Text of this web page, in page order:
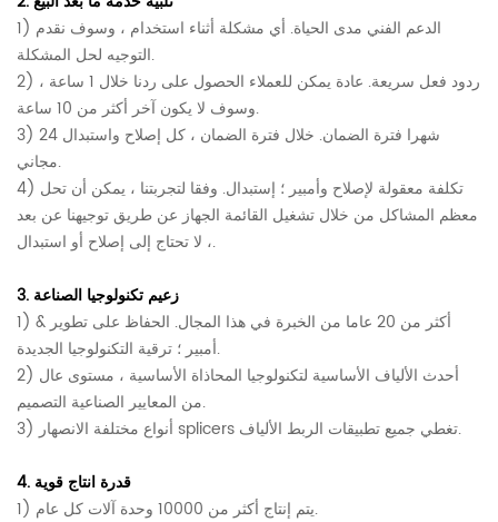
1)
الدعم الفني مدى الحياة. أي مشكلة أثناء استخدام ، وسوف نقدم
التوجيه لحل المشكلة.
2) ردود فعل سريعة. عادة يمكن للعملاء الحصول على ردنا خلال 1 ساعة ،
وسوف لا يكون آخر أكثر من 10 ساعة.
3) 24 شهرا فترة الضمان. خلال فترة الضمان ، كل إصلاح واستبدال
مجاني.
4) تكلفة معقولة لإصلاح وأمبير ؛ إستبدال. وفقا لتجربتنا ، يمكن أن تحل
معظم المشاكل من خلال تشغيل القائمة الجهاز عن طريق توجيهنا عن بعد
، لا تحتاج إلى إصلاح أو استبدال.
3. زعيم تكنولوجيا الصناعة
1)
أمبير ؛ ترقية التكنولوجيا الجديدة.
2) أحدث الألياف الأساسية لتكنولوجيا المحاذاة الأساسية ، مستوى عال
من المعايير الصناعيةالتصميم.
3) أنواع مختلفة الانصهار splicers تغطي جميع تطبيقات الربط الألياف.
4. قدرة انتاج قوية
1) يتم إنتاج أكثر من 10000 وحدة آلات كل عام.